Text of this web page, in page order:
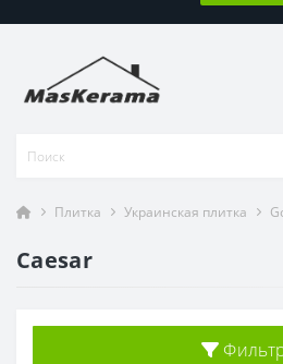
Плитка Украинская плитка
Caesar